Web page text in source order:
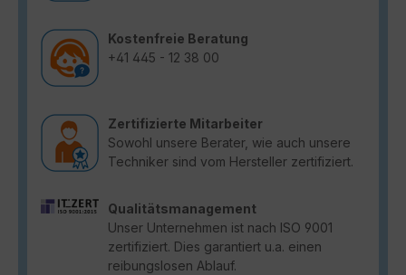
Kostenfreie Beratung
+41 445 - 12 38 00
Zertifizierte Mitarbeiter
Sowohl unsere Berater, wie auch unsere
Techniker sind vom Hersteller zertifiziert.
Qualitätsmanagement
Unser Unternehmen ist nach ISO 9001
zertifiziert. Dies garantiert u.a. einen
reibungslosen Ablauf.